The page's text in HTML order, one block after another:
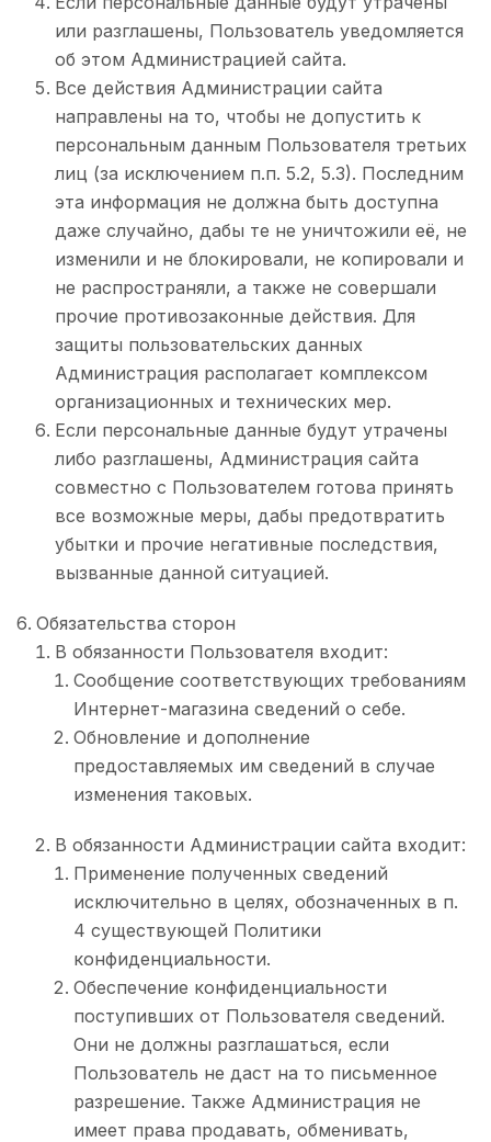
или разглашены, Пользователь уведомляется
об этом Администрацией сайта.
Все действия Администрации сайта
направлены на то, чтобы не допустить к
персональным данным Пользователя третьих
лиц (за исключением п.п. 5.2, 5.3). Последним
эта информация не должна быть доступна
даже случайно, дабы те не уничтожили её, не
изменили и не блокировали, не копировали и
не распространяли, а также не совершали
прочие противозаконные действия. Для
защиты пользовательских данных
Администрация располагает комплексом
организационных и технических мер.
Если персональные данные будут утрачены
либо разглашены, Администрация сайта
совместно с Пользователем готова принять
все возможные меры, дабы предотвратить
убытки и прочие негативные последствия,
вызванные данной ситуацией.
Обязательства сторон
В обязанности Пользователя входит:
Сообщение соответствующих требованиям
Интернет-магазина сведений о себе.
Обновление и дополнение
предоставляемых им сведений в случае
изменения таковых.
В обязанности Администрации сайта входит:
Применение полученных сведений
исключительно в целях, обозначенных в п.
4 существующей Политики
конфиденциальности.
Обеспечение конфиденциальности
поступивших от Пользователя сведений.
Они не должны разглашаться, если
Пользователь не даст на то письменное
разрешение. Также Администрация не
имеет права продавать, обменивать,